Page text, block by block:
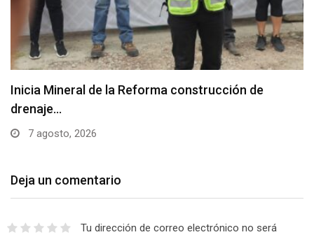
Inicia Mineral de la Reforma construcción de
drenaje…
7 agosto, 2026
Deja un comentario
Tu dirección de correo electrónico no será